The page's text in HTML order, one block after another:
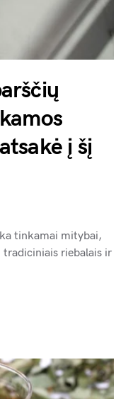
į šį
tinkamai mitybai,
tradiciniais riebalais ir